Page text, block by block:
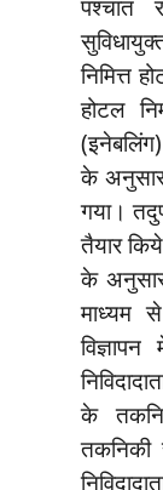
पश्चात
निमित्त
होटल
के अनुसार
गया।
तैयार
के
माध्यम
के